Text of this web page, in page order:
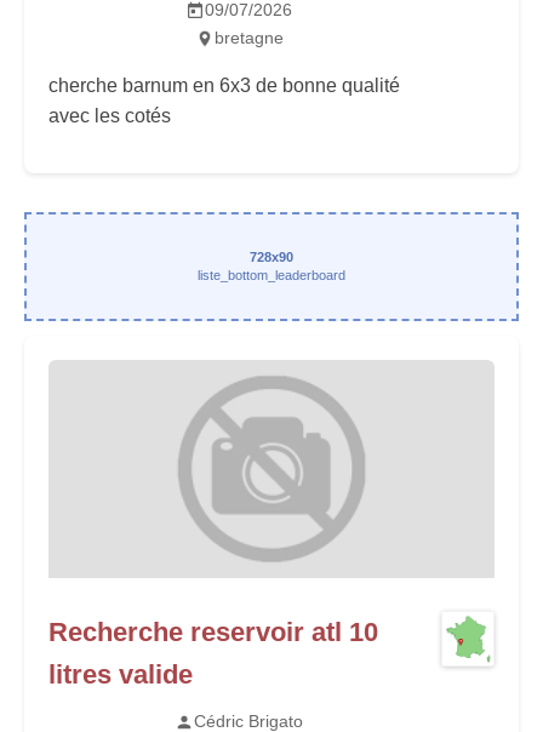
09/07/2026
bretagne
cherche barnum en 6x3 de bonne qualité
avec les cotés
728x90
liste_bottom_leaderboard
Recherche reservoir atl 10
litres valide
Cédric Brigato